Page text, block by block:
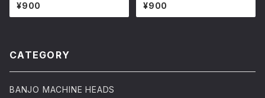
¥900 ¥900
CATEGORY
BANJO MACHINE HEADS